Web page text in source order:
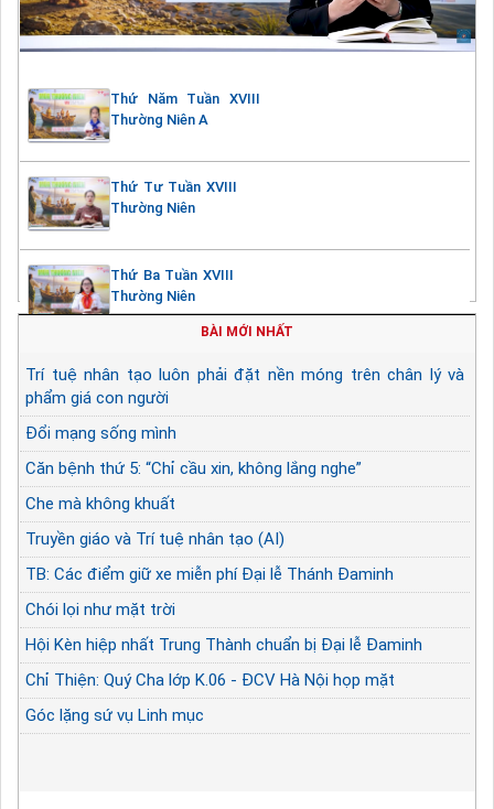
Thứ Năm Tuần XVIII
Thường Niên A
Thứ Tư Tuần XVIII
Thường Niên
Thứ Ba Tuần XVIII
Thường Niên
BÀI MỚI NHẤT
Trí tuệ nhân tạo luôn phải đặt nền móng trên chân lý và
phẩm giá con người
Đổi mạng sống mình
Căn bệnh thứ 5: “Chỉ cầu xin, không lắng nghe”
Che mà không khuất
Truyền giáo và Trí tuệ nhân tạo (AI)
TB: Các điểm giữ xe miễn phí Đại lễ Thánh Đaminh
Chói lọi như mặt trời
Hội Kèn hiệp nhất Trung Thành chuẩn bị Đại lễ Đaminh
Chỉ Thiện: Quý Cha lớp K.06 - ĐCV Hà Nội họp mặt
Góc lặng sứ vụ Linh mục